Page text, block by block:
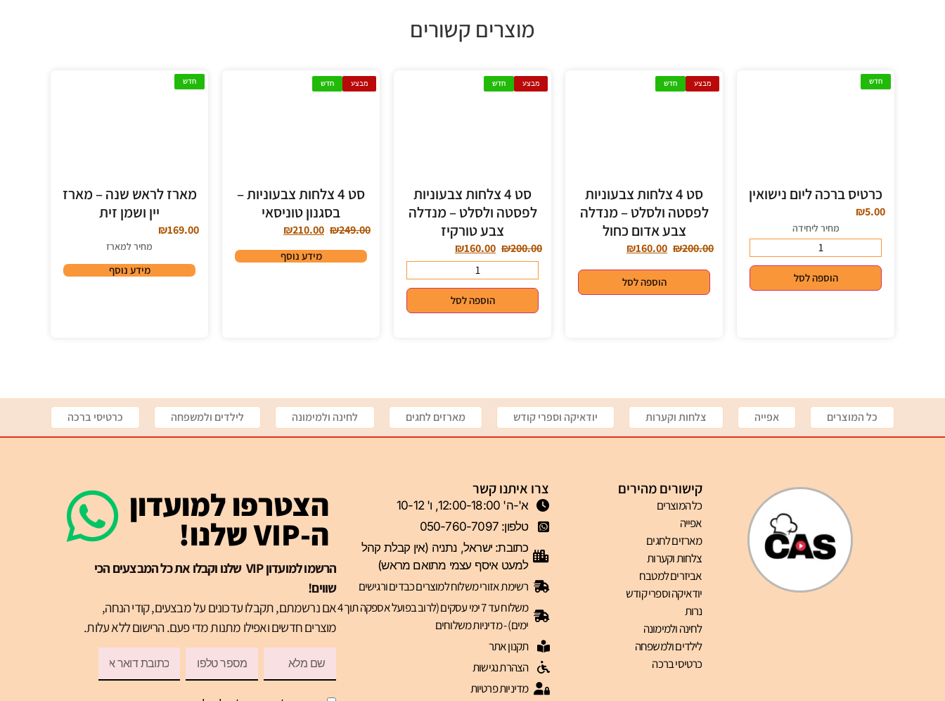
מוצרים קשורים
חדש
כרטיס ברכה ליום נישואין
₪5.00
מחיר ליחידה
הוספה לסל
מבצע חדש
סט 4 צלחות צבעוניות
לפסטה ולסלט – מנדלה
צבע אדום כחול
₪200.00
₪160.00
הוספה לסל
מבצע חדש
סט 4 צלחות צבעוניות
לפסטה ולסלט – מנדלה
צבע טורקיז
₪200.00
₪160.00
הוספה לסל
מבצע חדש
סט 4 צלחות צבעוניות –
בסגנון טוניסאי
₪249.00
₪210.00
מידע נוסף
חדש
מארז לראש שנה – מארז
יין ושמן זית
₪169.00
מחיר למארז
מידע נוסף
כל המוצרים אפייה צלחות וקערות יודאיקה וספרי קודש מארזים לחגים לחינה ולמימונה לילדים ולמשפחה כרטיסי ברכה
קישורים מהירים
כל המוצרים
אפייה
מארזים לחגים
צלחות וקערות
אביזרים למטבח
יודאיקה וספרי קודש
נרות
לחינה ולמימונה
לילדים ולמשפחה
כרטיסי ברכה
צרו איתנו קשר
א'-ה' 12:00-18:00, ו' 10-12
טלפון: 050-760-7097
כתובת: ישראל, נתניה (אין קבלת קהל
למעט איסף עצמי מתואם מראש)
רשימת אזורי משלוח למוצרים כבדים ורגישים
משלוח עד 7 ימי עסקים (לרוב בפועל אספקה תוך 4
ימים) - מדיניות משלוחים
תקנון אתר
הצהרת נגישות
מדיניות פרטיות
הצטרפו למועדון
ה-VIP שלנו!
הרשמו למועדון VIP שלנו וקבלו את כל המבצעים הכי
שווים!
אם נרשמתם, תקבלו עדכונים על מבצעים, קודי הנחה,
מוצרים חדשים ואפילו מתנות מדי פעם. הרישום ללא עלות.